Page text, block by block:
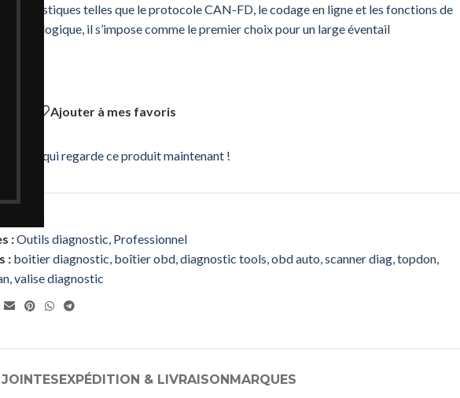
telles que le protocole CAN-FD, le codage en ligne et les fonctions de
topologique, il s’impose comme le premier choix pour un large éventail
Ajouter à mes favoris
qui regarde ce produit maintenant !
:Outils diagnostic, Professionnel
: boitier diagnostic, boîtier obd,diagnostic tools,obd auto,scanner diag,topdon,
,valise diagnostic
EXPÉDITION & LIVRAISONMARQUES